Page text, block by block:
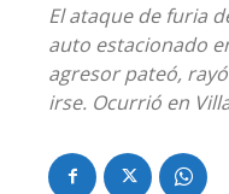
El ataque de furia
auto estacionado
agresor pateó,
irse. Ocurrió en